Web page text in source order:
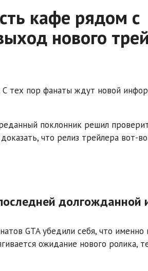
кафе рядом с
нового
С тех пор фанаты ждут новой
поклонник решил
что релиз трейлера вот-
долгожданной
GTA убедили себя, что именно
ожидание нового ролика,